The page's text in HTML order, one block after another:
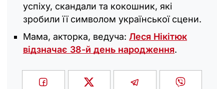
успіху, скандали та кокошник, які
зробили її символом української сцени.
Мама, акторка, ведуча: Леся Нікітюк
відзначає 38-й день народження.